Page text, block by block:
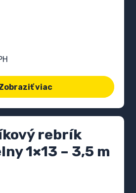
viac
rebrík
1×13 – 3,5 m